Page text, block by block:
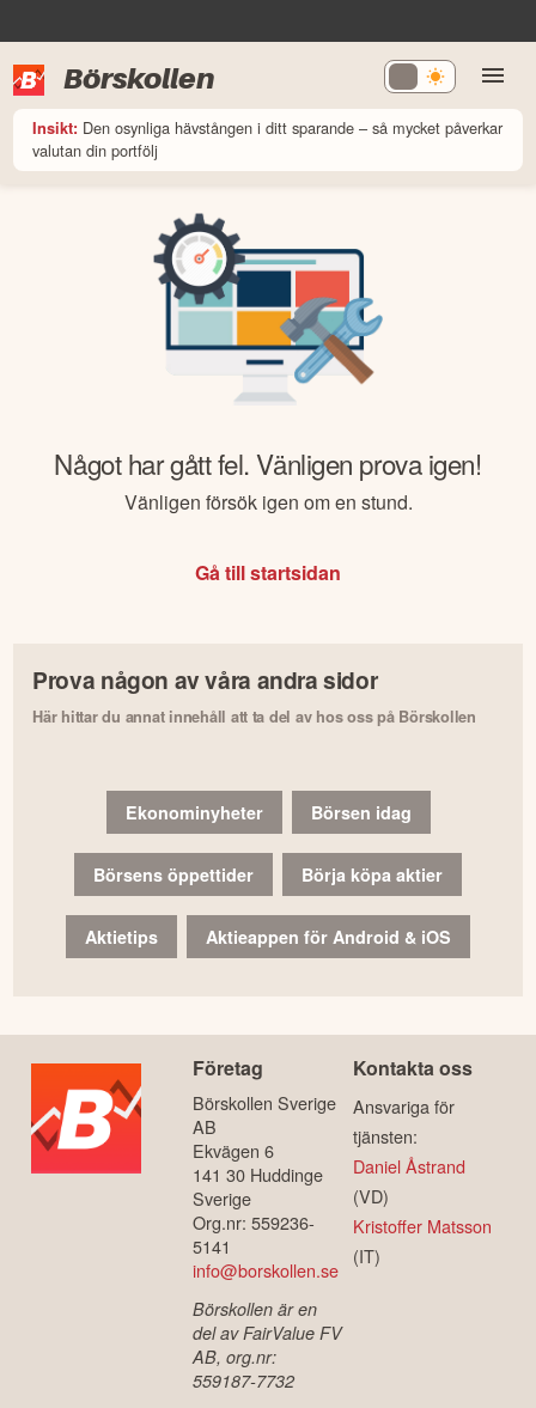
Börskollen
Insikt: Den osynliga hävstången i ditt sparande – så mycket påverkar
valutan din portfölj
Något har gått fel. Vänligen prova igen!
Vänligen försök igen om en stund.
Gå till startsidan
Prova någon av våra andra sidor
Här hittar du annat innehåll att ta del av hos oss på Börskollen
Ekonominyheter Börsen idag
Börsens öppettider Börja köpa aktier
Aktietips Aktieappen för Android & iOS
Företag
Börskollen Sverige
AB
Ekvägen 6
141 30 Huddinge
Sverige
Org.nr: 559236-
5141
info@borskollen.se
Börskollen är en
del av FairValue FV
AB, org.nr:
559187-7732
Kontakta oss
Ansvariga för
tjänsten:
Daniel Åstrand
(VD)
Kristoffer Matsson
(IT)